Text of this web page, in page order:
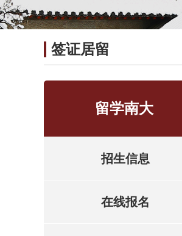
签证居留
留学南大
招生信息
在线报名